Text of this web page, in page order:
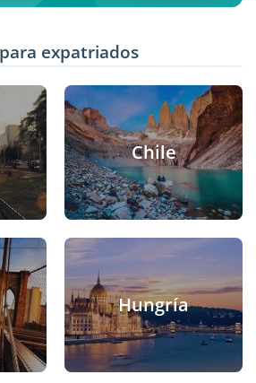
expatriados
Chile
Hungría